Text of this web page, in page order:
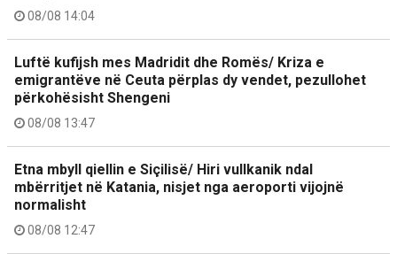
08/08 14:04
Luftë kufijsh mes Madridit dhe Romës/ Kriza e
emigrantëve në Ceuta përplas dy vendet, pezullohet
përkohësisht Shengeni
08/08 13:47
Etna mbyll qiellin e Siçilisë/ Hiri vullkanik ndal
mbërritjet në Katania, nisjet nga aeroporti vijojnë
normalisht
08/08 12:47